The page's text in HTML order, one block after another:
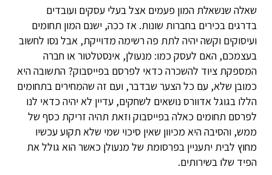
שאלה שנשאלת המון פעמים אצל בעלי עסקים ועובדים
בדרגים בכירים בחברות שונות. אז ככה, ישנם המון תחומים
ועיסוקים וקשה יהיה לתת פה רשימה מדוייקת, אבל נסו לחשוב
בעצמכם, האם לעסק כמו: מנעולן, אינסטלטור או חברה
המספקת ציוד להשכרה כדאי לפרסם בפייסבוק? התשובה היא
כמובן שלא, עם כל הצער שבדבר, ועם זה שהמחירים בתחומים
הללו בגוגל אדוורס נושאים לשחקים, עדיין לא יהיה כדאי לנו
לפרסם תחומים כאלה בפייסבוק וזאת תהיה זריקת כסף של
ממש, והסיבה היא מכיוון שאין סיכוי שמי שלא תקוע עכשיו
מחוץ לבית יתעניין בפרסומת של מנעולן כאשר הוא גולל את
הפיד שלו בשירותים.